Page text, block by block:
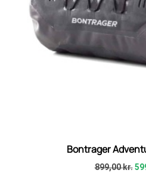
Bontrager
899,00kr.